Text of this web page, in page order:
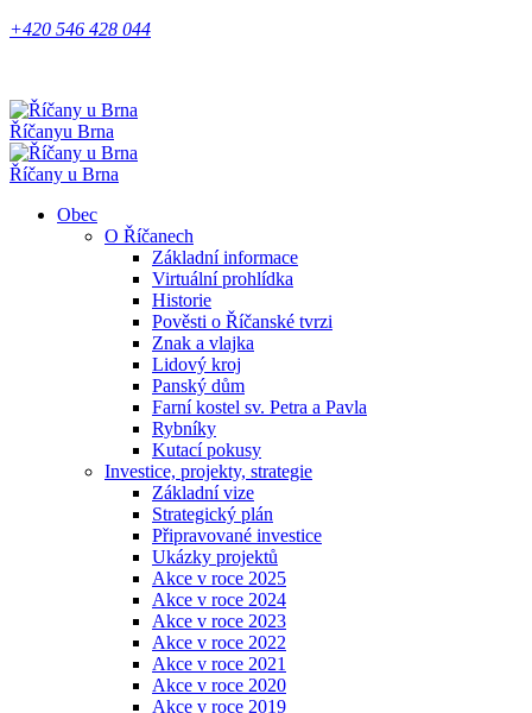
+420 546 428 044
Říčanyu Brna
Říčany u Brna
Obec
O Říčanech
Základní informace
Virtuální prohlídka
Historie
Pověsti o Říčanské tvrzi
Znak a vlajka
Lidový kroj
Panský dům
Farní kostel sv. Petra a Pavla
Rybníky
Kutací pokusy
Investice, projekty, strategie
Základní vize
Strategický plán
Připravované investice
Ukázky projektů
Akce v roce 2025
Akce v roce 2024
Akce v roce 2023
Akce v roce 2022
Akce v roce 2021
Akce v roce 2020
Akce v roce 2019